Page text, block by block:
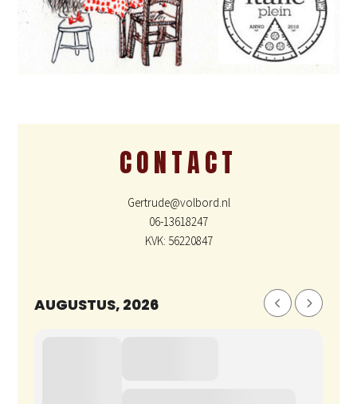
CONTACT
Gertrude@volbord.nl
06-13618247
KVK: 56220847
AUGUSTUS, 2026